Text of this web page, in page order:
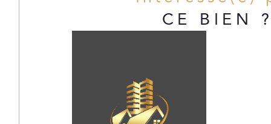
CE BIEN ?